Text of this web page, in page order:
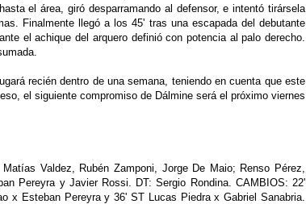
el área, giró desparramando al defensor, e intentó tirársela
Finalmente llegó a los 45' tras una escapada del debutante
el achique del arquero definió con potencia al palo derecho.
recién dentro de una semana, teniendo en cuenta que este
el siguiente compromiso de Dálmine será el próximo viernes
Valdez, Rubén Zamponi, Jorge De Maio; Renso Pérez,
Pereyra y Javier Rossi. DT: Sergio Rondina. CAMBIOS: 22'
x Esteban Pereyra y 36' ST Lucas Piedra x Gabriel Sanabria.